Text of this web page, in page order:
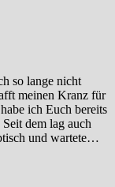
so lange nicht
meinen Kranz für
ich Euch bereits
dem lag auch
und wartete…